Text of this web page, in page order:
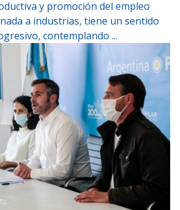
y promoción del empleo
a industrias, tiene un sentido
contemplando ...